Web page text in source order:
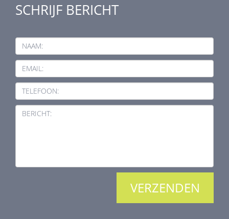
SCHRIJF BERICHT
NAAM:
EMAIL:
TELEFOON:
BERICHT: